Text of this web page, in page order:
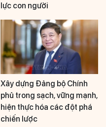
lực con người
Xây dựng Đảng bộ Chính
phủ trong sạch, vững mạnh,
hiện thực hóa các đột phá
chiến lược